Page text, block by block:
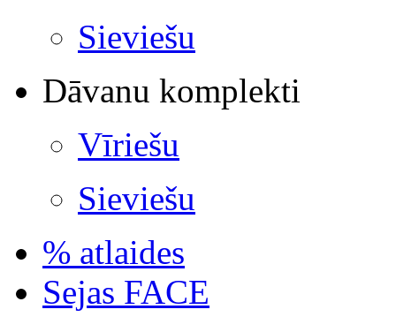
Sieviešu
Dāvanu komplekti
Vīriešu
Sieviešu
% atlaides
Sejas FACE